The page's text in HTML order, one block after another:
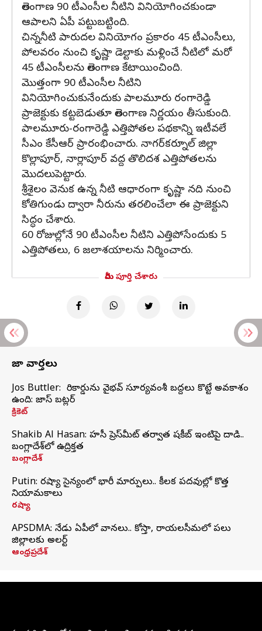
తెలంగాణ 90 టీఎంసీల నీటిని వినియోగించకుండా
ఆపాలని ఏపీ పట్టుబట్టింది.
చిన్ననీటి పారుదల వినియోగం ప్రకారం 45 టీఎంసీలు,
పోలవరం నుంచి కృష్ణా డెల్టాకు మళ్లించే నీటిలో మరో
45 టీఎంసీలను తెలంగాణ కేటాయించింది.
మొత్తంగా 90 టీఎంసీల నీటిని
వినియోగించుకునేందుకు పాలమూరు రంగారెడ్డి
ప్రాజెక్టుకు కట్టబెడుతూ తెలంగాణ నిర్ణయం తీసుకుంది.
పాలమూరు-రంగారెడ్డి ఎత్తిపోతల పథకాన్ని ఇటీవలే
సీఎం కేసీఆర్ ప్రారంభించారు. నాగర్‌కర్నూల్‌ జిల్లా
కొల్లాపూర్‌, నార్లాపూర్‌ వద్ద తొలిదశ ఎత్తిపోతలను
మొదలుపెట్టారు.
శ్రీశైలం వెనుక ఉన్న నీటి ఆధారంగా కృష్ణా నది నుంచి
కోతిగుండు ద్వారా నీరును తరలించేలా ఈ ప్రాజెక్టుని
సిద్ధం చేశారు.
60 రోజుల్లోనే 90 టీఎంసీల నీటిని ఎత్తిపోసేందుకు 5
ఎత్తిపోతలు, 6 జలాశయాలను నిర్మించారు.
మీరు పూర్తి చేశారు
తాజా వార్తలు
Jos Buttler: నా రికార్డును వైభవ్ సూర్యవంశీ బద్దలు కొట్టే అవకాశం
ఉంది: జాస్ బట్లర్
క్రికెట్
Shakib Al Hasan: హసీనా ప్రెస్‌మీట్‌ తర్వాత షకీబ్‌ ఇంటిపై దాడి..
బంగ్లాదేశ్‌లో ఉద్రిక్తత
బంగ్లాదేశ్
Putin: రష్యా సైన్యంలో భారీ మార్పులు.. కీలక పదవుల్లో కొత్త
నియామకాలు
రష్యా
APSDMA: నేడు ఏపీలో వానలు.. కోస్తా, రాయలసీమలో పలు
జిల్లాలకు అలర్ట్
ఆంధ్రప్రదేశ్